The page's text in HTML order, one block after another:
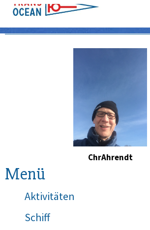
ChrAhrendt
Menü
Aktivitäten
Schiff